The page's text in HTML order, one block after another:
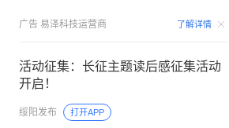
广告 易泽科技运营商 了解详情
活动征集：长征主题读后感征集活动
开启！
绥阳发布 打开APP